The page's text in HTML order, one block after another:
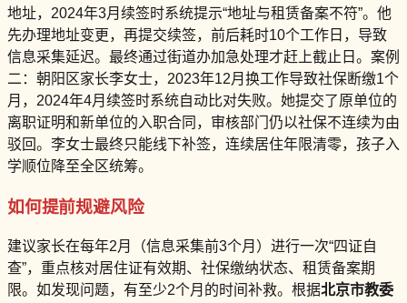
地址，2024年3月续签时系统提示“地址与租赁备案不符”。他
先办理地址变更，再提交续签，前后耗时10个工作日，导致
信息采集延迟。最终通过街道办加急处理才赶上截止日。案例
二：朝阳区家长李女士，2023年12月换工作导致社保断缴1个
月，2024年4月续签时系统自动比对失败。她提交了原单位的
离职证明和新单位的入职合同，审核部门仍以社保不连续为由
驳回。李女士最终只能线下补签，连续居住年限清零，孩子入
学顺位降至全区统筹。
如何提前规避风险
建议家长在每年2月（信息采集前3个月）进行一次“四证自
查”，重点核对居住证有效期、社保缴纳状态、租赁备案期
限。如发现问题，有至少2个月的时间补救。根据北京市教委